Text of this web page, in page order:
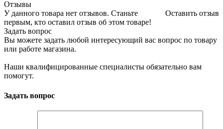
Отзывы
Оставить отзыв
У данного товара нет отзывов. Станьте
первым, кто оставил отзыв об этом товаре!
Задать вопрос
Вы можете задать любой интересующий вас вопрос по товару
или работе магазина.
Наши квалифицированные специалисты обязательно вам
помогут.
Задать вопрос